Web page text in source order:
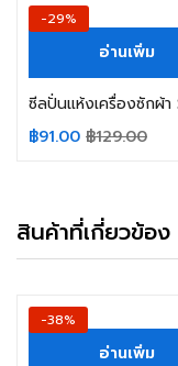
-29%
อ่านเพิ่ม
฿91.00 ฿129.00
สินค้าที่เกี่ยวข้อง
-38%
อ่านเพิ่ม